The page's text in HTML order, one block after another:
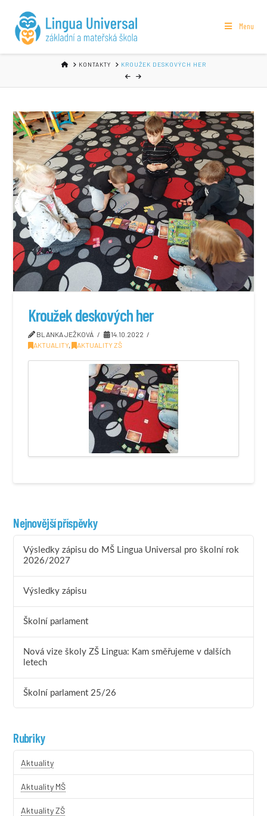
Menu
HOMEKONTAKTY KROUŽEK DESKOVÝCH HER
Kroužek deskových her
BLANKA JEŽKOVÁ
14.10.2022
AKTUALITY, AKTUALITY ZŠ
Nejnovější příspěvky
Výsledky zápisu do MŠ Lingua Universal pro školní rok
2026/2027
Výsledky zápisu
Školní parlament
Nová vize školy ZŠ Lingua: Kam směřujeme v dalších
letech
Školní parlament 25/26
Rubriky
Aktuality
Aktuality MŠ
Aktuality ZŠ